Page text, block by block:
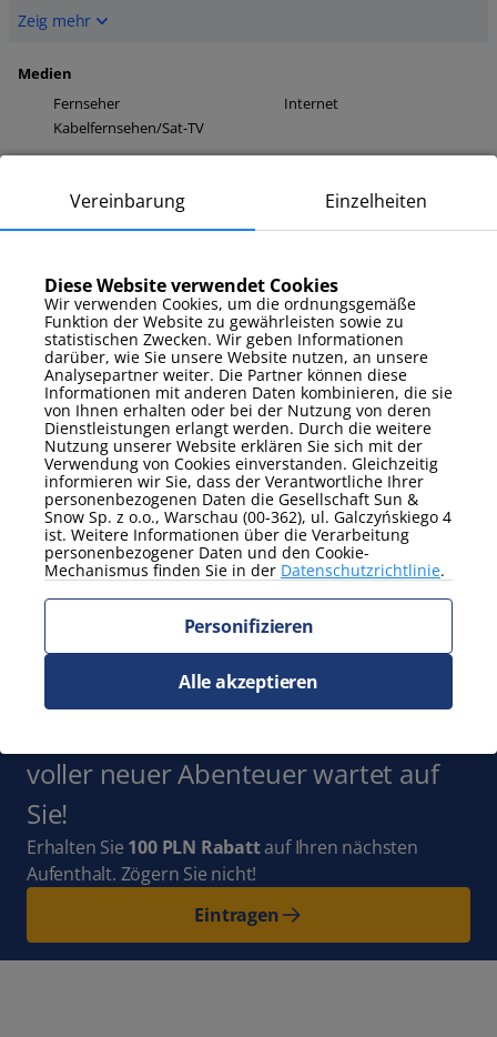
Zeig mehr
Medien
Fernseher
Internet
Kabelfernsehen/Sat-TV
Zeig mehr
Zusatzausstattung
Bügeleisen
Bettwäsche und
Handtücher
Gartenmöbel
Zeig mehr
Zusätzliche Eigenschaften
Arbeitsurlaub
Balkon / Terrasse
ohne Tiere
Zeig mehr
Abonnieren Sie
den Newsletterund bleiben Sie mit
voller neuer Abenteuer wartet auf
Sie!
Erhalten Sie 100 PLN Rabattauf Ihren nächsten
Aufenthalt. Zögern Sie nicht!
Eintragen
Vereinbarung Einzelheiten
Diese Website verwendet Cookies
Wir verwenden Cookies, um die ordnungsgemäße
Funktion der Website zu gewährleisten sowie zu
statistischen Zwecken. Wir geben Informationen
darüber, wie Sie unsere Website nutzen, an unsere
Analysepartner weiter. Die Partner können diese
Informationen mit anderen Daten kombinieren, die sie
von Ihnen erhalten oder bei der Nutzung von deren
Dienstleistungen erlangt werden. Durch die weitere
Nutzung unserer Website erklären Sie sich mit der
Verwendung von Cookies einverstanden. Gleichzeitig
informieren wir Sie, dass der Verantwortliche Ihrer
personenbezogenen Daten die Gesellschaft Sun &
Snow Sp. z o.o., Warschau (00-362), ul. Galczyńskiego 4
ist. Weitere Informationen über die Verarbeitung
personenbezogener Daten und den Cookie-
Mechanismus finden Sie in der Datenschutzrichtlinie.
Personifizieren
Alle akzeptieren